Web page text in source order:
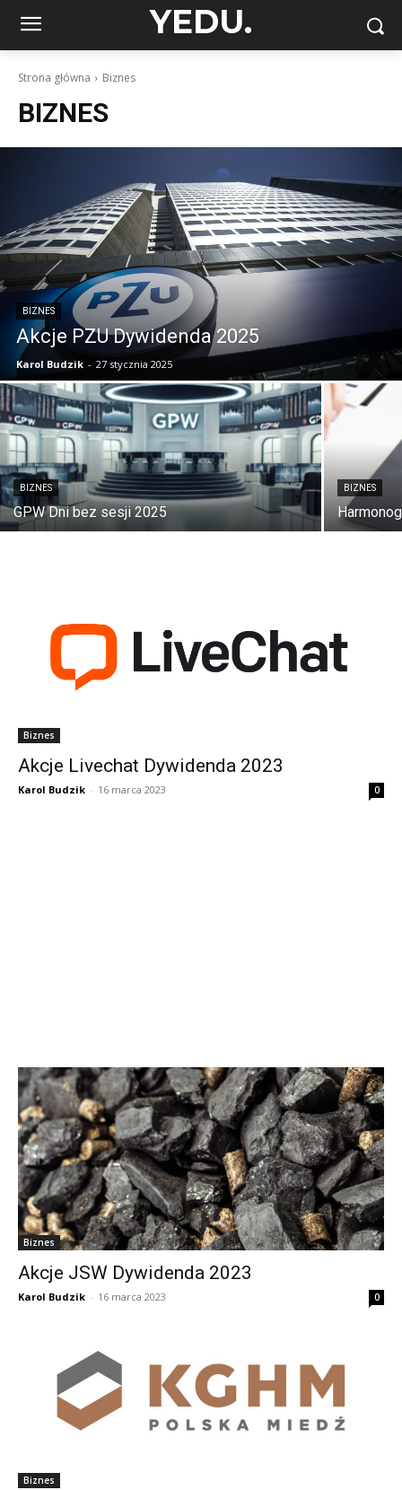
YEDU.
Strona główna Biznes
BIZNES
BIZNES
Akcje PZU Dywidenda 2025
Karol Budzik - 27 stycznia 2025
BIZNES
GPW Dni bez sesji 2025
BIZNES
Biznes
Akcje Livechat Dywidenda 2023
Karol Budzik - 16 marca 2023 0
Biznes
Akcje JSW Dywidenda 2023
Karol Budzik - 16 marca 2023 0
Biznes